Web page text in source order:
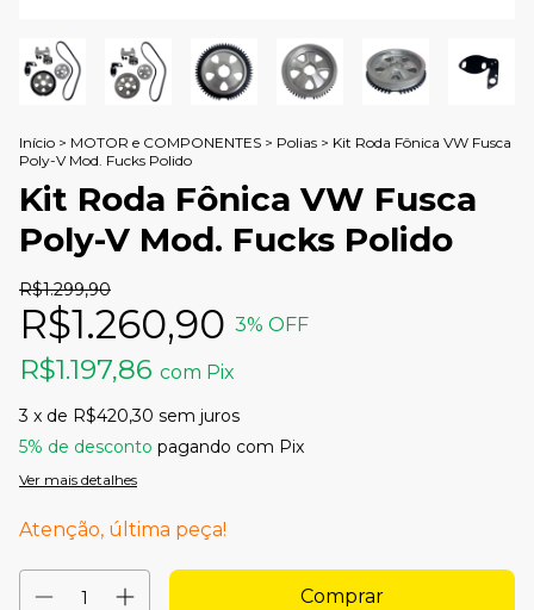
Início > MOTOR e COMPONENTES > Polias > Kit Roda Fônica VW Fusca
Poly-V Mod. Fucks Polido
Kit Roda Fônica VW Fusca
Poly-V Mod. Fucks Polido
R$1.299,90
R$1.260,90 3% OFF
R$1.197,86 com Pix
3 x de R$420,30 sem juros
5% de desconto pagando com Pix
Ver mais detalhes
Atenção, última peça!